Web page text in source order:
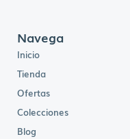
Navega
Inicio
Tienda
Ofertas
Colecciones
Blog